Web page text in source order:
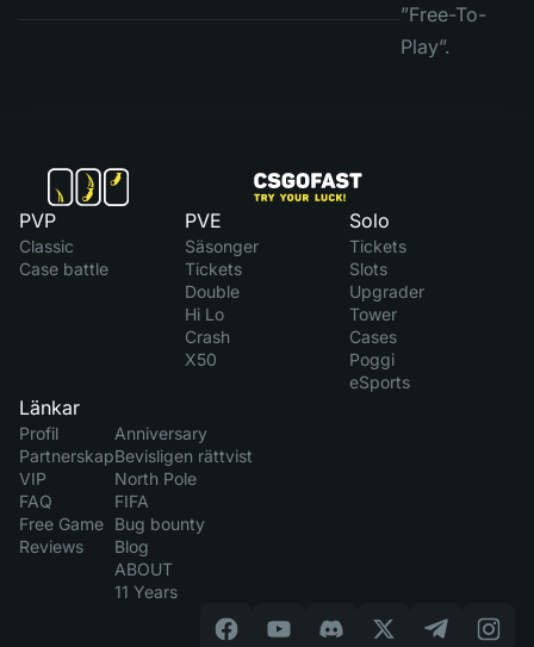
”Free-To-
Play”.
PVP
Classic
Case battle
PVE
Säsonger
Tickets
Double
Hi Lo
Crash
X50
Solo
Tickets
Slots
Upgrader
Tower
Cases
Poggi
eSports
Länkar
Profil
Partnerskap
VIP
FAQ
Free Game
Reviews
Anniversary
Bevisligen rättvist
North Pole
FIFA
Bug bounty
Blog
ABOUT
11 Years